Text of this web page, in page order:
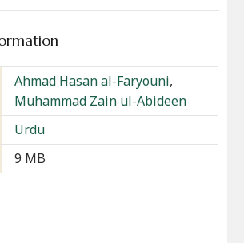
Ahmad Hasan al-Faryouni,
Muhammad Zain ul-Abideen
Urdu
9 MB